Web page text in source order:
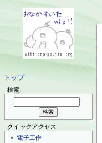
トップ
検索
クイックアクセス
電子工作